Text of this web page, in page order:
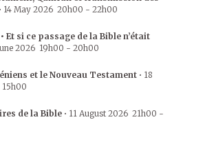
• 14 May 2026 20h00 - 22h00
Et si ce passage de la Bible n’était
2026 19h00 - 20h00
et le Nouveau Testament • 18
15h00
de la Bible • 11 August 2026 21h00 -